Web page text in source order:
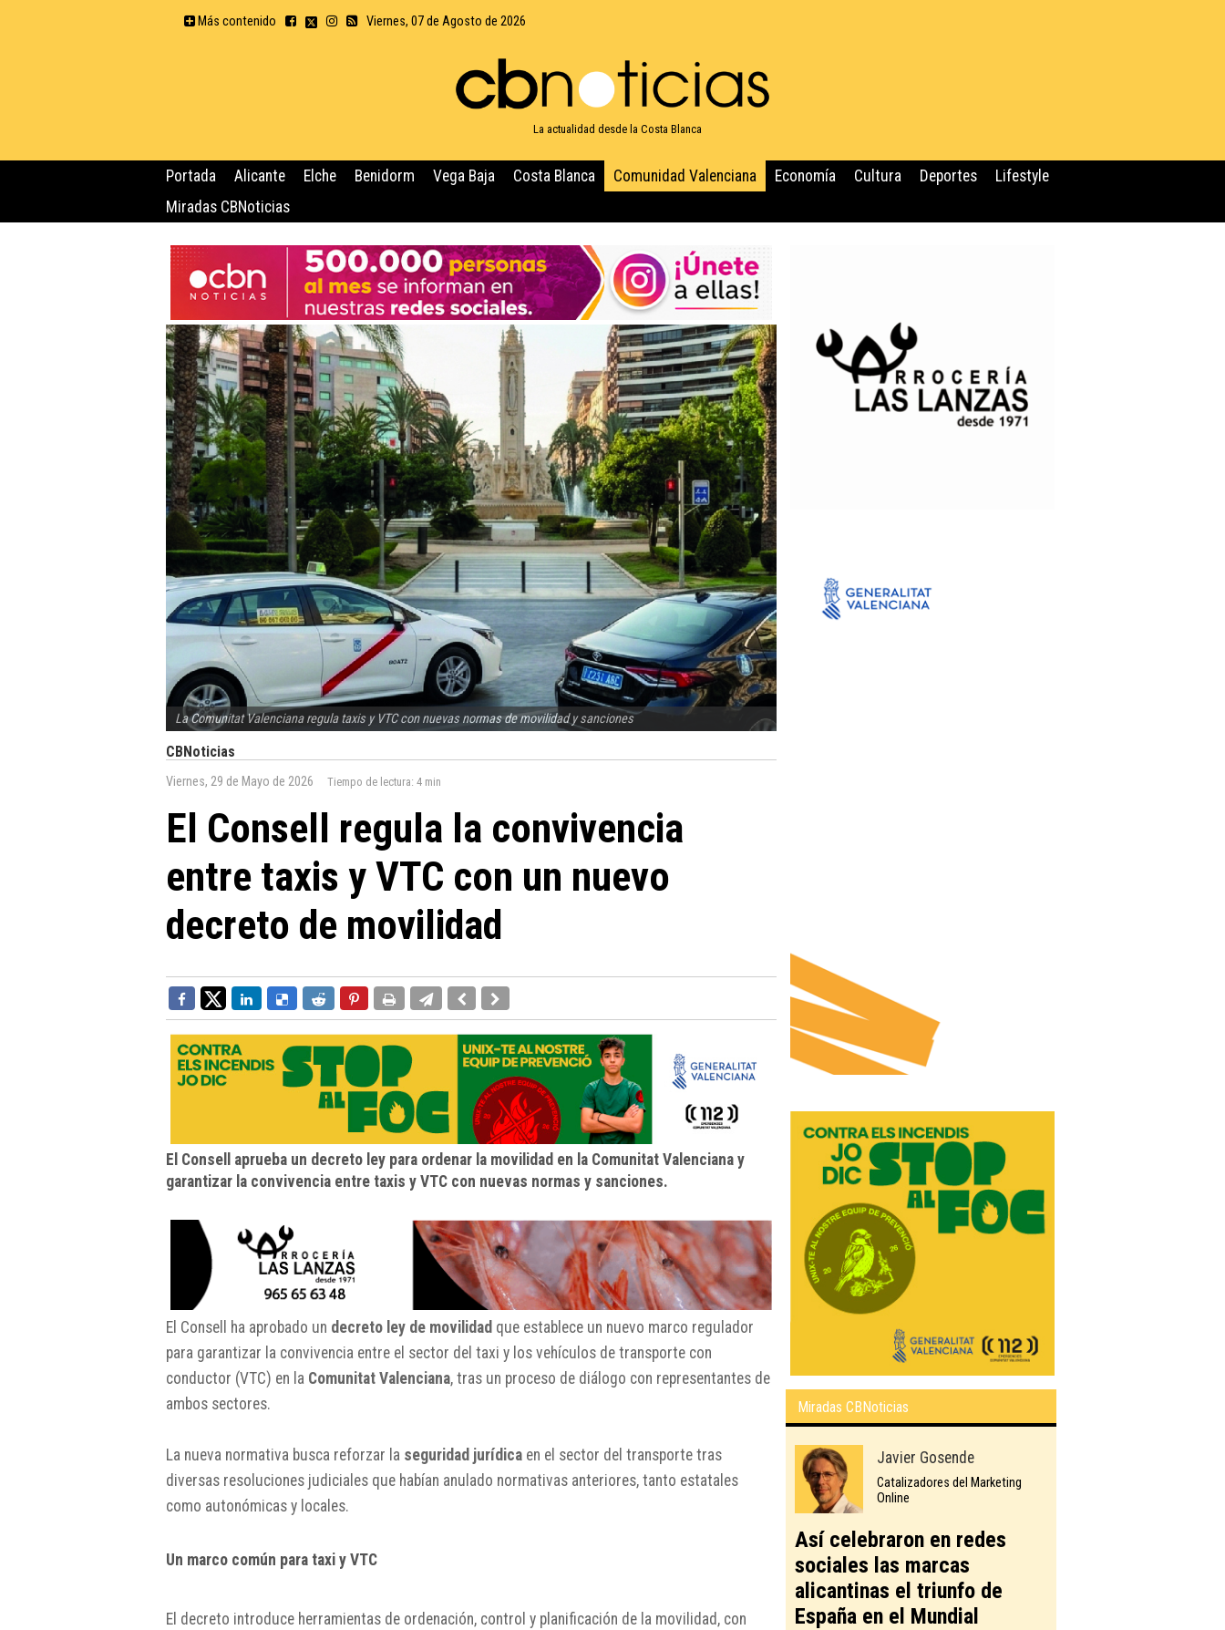
Más contenido Viernes, 07 de Agosto de 2026
La actualidad desde la Costa Blanca
Portada Alicante Elche Benidorm Vega Baja Costa Blanca Comunidad Valenciana Economía Cultura Deportes
Lifestyle
Miradas CBNoticias
La Comunitat Valenciana regula taxis y VTC con nuevas normas de movilidad y sanciones
CBNoticias
Viernes, 29 de Mayo de 2026 Tiempo de lectura: 4 min
El Consell regula la convivencia
entre taxis y VTC con un nuevo
decreto de movilidad
El Consell aprueba un decreto ley para ordenar la movilidad en la Comunitat Valenciana y
garantizar la convivencia entre taxis y VTC con nuevas normas y sanciones.
El Consell ha aprobado un decreto ley de movilidad que establece un nuevo marco regulador
para garantizar la convivencia entre el sector del taxi y los vehículos de transporte con
conductor (VTC) en la Comunitat Valenciana, tras un proceso de diálogo con representantes de
ambos sectores.
La nueva normativa busca reforzar la seguridad jurídica en el sector del transporte tras
diversas resoluciones judiciales que habían anulado normativas anteriores, tanto estatales
como autonómicas y locales.
Un marco común para taxi y VTC
El decreto introduce herramientas de ordenación, control y planificación de la movilidad, con
Miradas CBNoticias
Javier Gosende
Catalizadores del Marketing
Online
Así celebraron en redes
sociales las marcas
alicantinas el triunfo de
España en el Mundial